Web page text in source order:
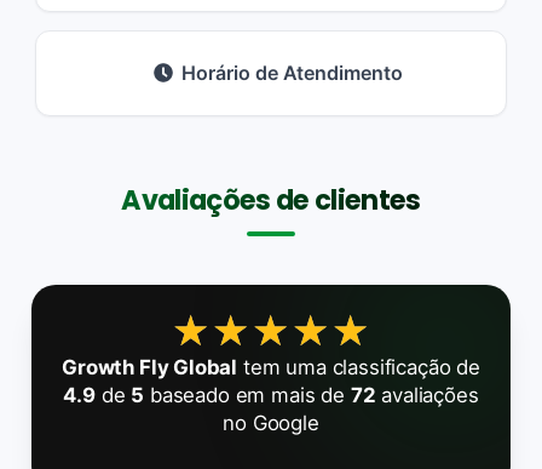
Horário de Atendimento
Avaliações de clientes
★★★★★
★★★★★
Growth Fly Global tem uma classificação de
4.9de 5 baseado em mais de 72 avaliações
no Google